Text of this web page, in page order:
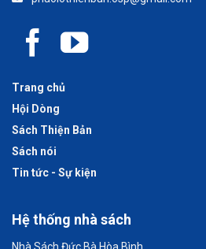
Trang chủ
Hội Dòng
Sách Thiện Bản
Sách nói
Tin tức - Sự kiện
Hệ thống nhà sách
Nhà Sách Đức Bà Hòa Bình